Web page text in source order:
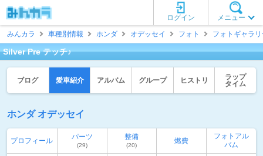
メニュー
ログイン
みんカラ
車種別情報 ホンダ オデッセイ フォト フォトギャラ
Silver Pre テッチ♪
ブログ 愛車紹介 アルバム グループ ヒストリ
ラップ
タイム
ホンダ オデッセイ
プロフィール パーツ
(29)
整備
(20)
燃費
フォトアル
バム